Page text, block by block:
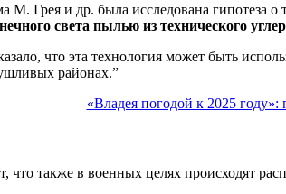
М. Грея и др. была исследована гипотеза
света пылью из технического
что эта технология может быть
районах.”
«Владея погодой к 2025
что также в военных целях происходят